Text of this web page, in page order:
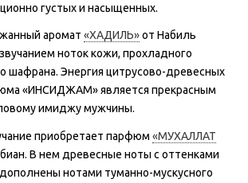
густых и насыщенных.
аромат «ХАДИЛЬ»от Набиль
ноток кожи, прохладного
шафрана. Энергия цитрусово-древесных
«ИНСИДЖАМ» является прекрасным
имиджу мужчины.
приобретает парфюм «МУХАЛЛАТ
В нем древесные ноты с оттенками
нотами туманно-мускусного